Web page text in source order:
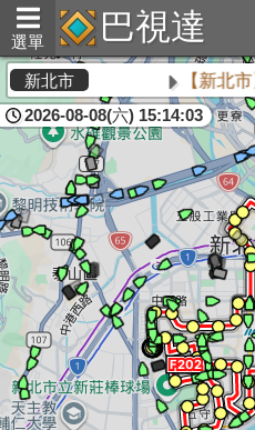
選單 巴視達
新北市 【新北市
2026-08-08(六) 15:14:03